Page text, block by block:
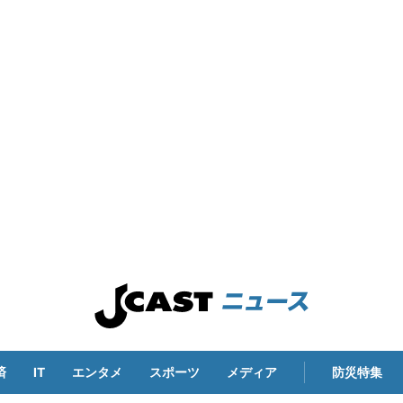
IT エンタメ スポーツ メディア 防災特集